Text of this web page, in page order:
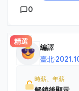
0
精選
編譯
臺北·
時薪、年薪